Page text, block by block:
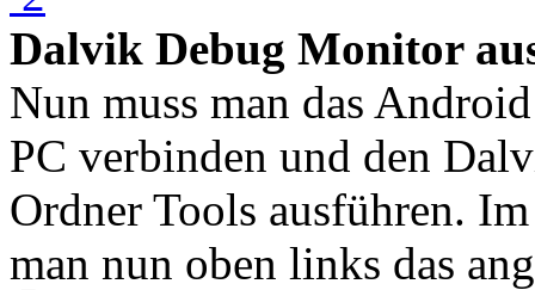
Dalvik Debug Monitor
Nun muss man das
PC verbinden und den
Ordner Tools ausführen.
man nun oben links das